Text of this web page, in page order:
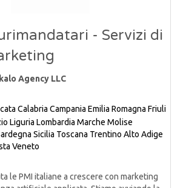
- Servizi di
Agency LLC
Calabria Campania Emilia Romagna Friuli
Liguria Lombardia Marche Molise
Sicilia Toscana Trentino Alto Adige
Veneto
le PMI italiane a crescere con marketing